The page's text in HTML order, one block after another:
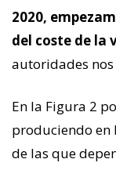
2020,
del coste de la
autoridades
En la Figura 2
produciendo en
de las que